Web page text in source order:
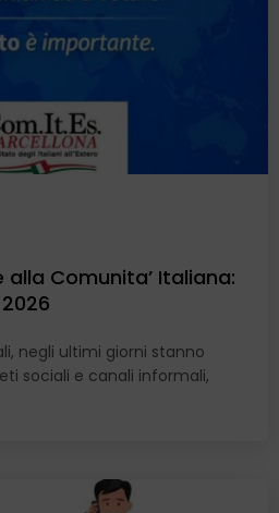
alla Comunita’ Italiana:
negli ultimi giorni stanno
sociali e canali informali,